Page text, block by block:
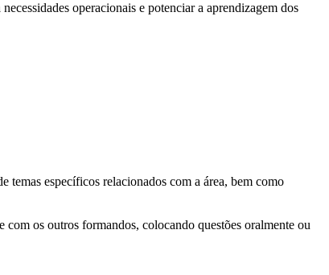
operacionais e potenciar a aprendizagem dos
temas específicos relacionados com a área, bem como
os outros formandos, colocando questões oralmente ou